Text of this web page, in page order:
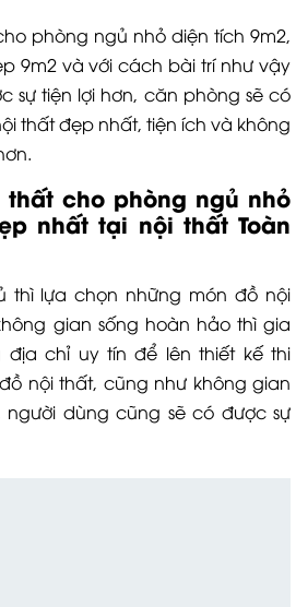
phòng ngủ nhỏ diện tích 9m2,
9m2 và với cách bài trí như vậy
sự tiện lợi hơn, căn phòng sẽ có
thất đẹp nhất, tiện ích và không
cho phòng ngủ nhỏ
nhất tại nội thất Toàn
thì lựa chọn những món đồ nội
gian sống hoàn hảo thì gia
địa chỉ uy tín để lên thiết kế thi
nội thất, cũng như không gian
người dùng cũng sẽ có được sự